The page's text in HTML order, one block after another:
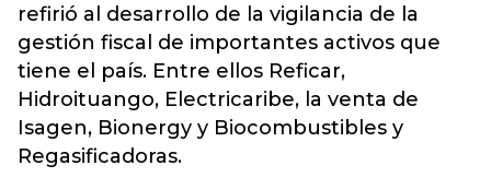
refirió al desarrollo de la vigilancia de la
gestión fiscal de importantes activos que
tiene el país. Entre ellos Reficar,
Hidroituango, Electricaribe, la venta de
Isagen, Bionergy y Biocombustibles y
Regasificadoras.